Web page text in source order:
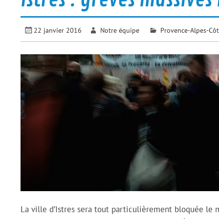
22 janvier 2016 Notre équipe Provence-Alpes-
La ville d’Istres sera tout particulièrement bloquée le